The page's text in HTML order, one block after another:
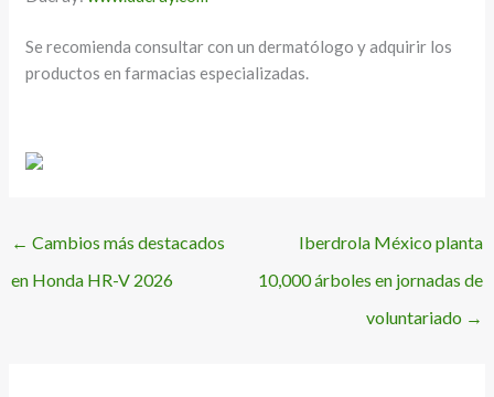
Se recomienda consultar con un dermatólogo y adquirir los
productos en farmacias especializadas.
← Cambios más destacados
en Honda HR-V 2026
Iberdrola México planta
10,000 árboles en jornadas de
voluntariado →